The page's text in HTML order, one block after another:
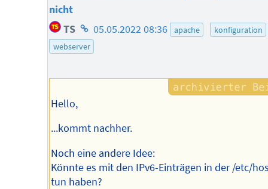
nicht
TS Homepage
des
05.05.2022 08:36 apache
konfiguration
webserver
Hello,
...kommt nachher.
Noch eine andere Idee:
Könnte es mit den IPv6-Einträgen in der /etc/
tun haben?